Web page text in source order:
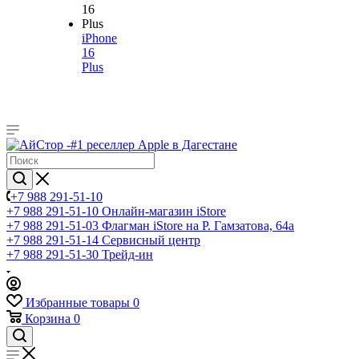
iPhone
16
Plus
+7 988 291-51-10
+7 988 291-51-10 Онлайн-магазин iStore
+7 988 291-51-03 Флагман iStore на Р. Гамзатова, 64а
+7 988 291-51-14 Сервисный центр
+7 988 291-51-30 Трейд-ин
Избранные товары 0
Корзина 0